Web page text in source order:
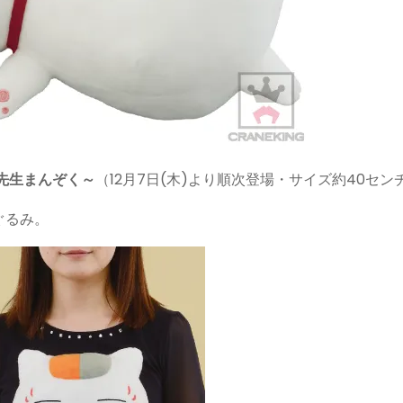
生まんぞく～ （12月7日(木)より順次登場・サイズ約40セン
み。